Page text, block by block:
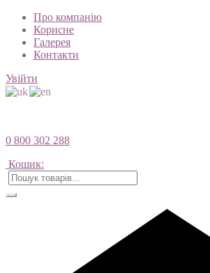
Про компанію
Корисне
Галерея
Контакти
Увійти
0 800 302 288
Кошик: